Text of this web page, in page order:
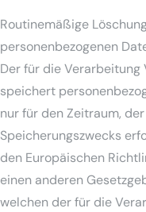
Routinemäßige
personenbezogenen
Der für die
speichert
nur für den Zeitraum,
Speicherungszwecks
den Europäischen
einen anderen
welchen der für die